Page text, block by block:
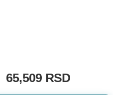
65,509 RSD